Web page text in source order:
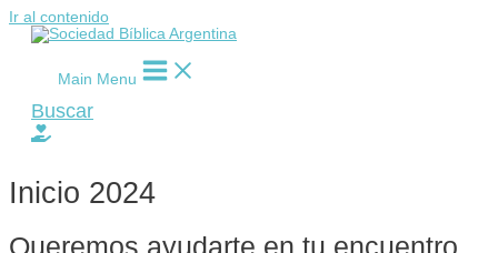
Ir al contenido
Main Menu
Buscar
Inicio 2024
Queremos ayudarte en tu encuentro